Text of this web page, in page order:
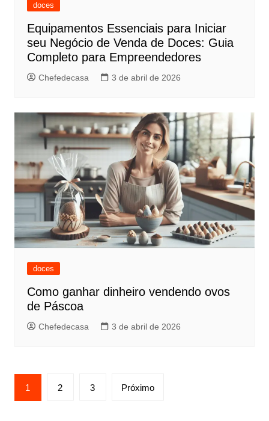
doces
Equipamentos Essenciais para Iniciar
seu Negócio de Venda de Doces: Guia
Completo para Empreendedores
Chefedecasa 3 de abril de 2026
doces
Como ganhar dinheiro vendendo ovos
de Páscoa
Chefedecasa 3 de abril de 2026
Paginação
de
1 2 3 Próximo